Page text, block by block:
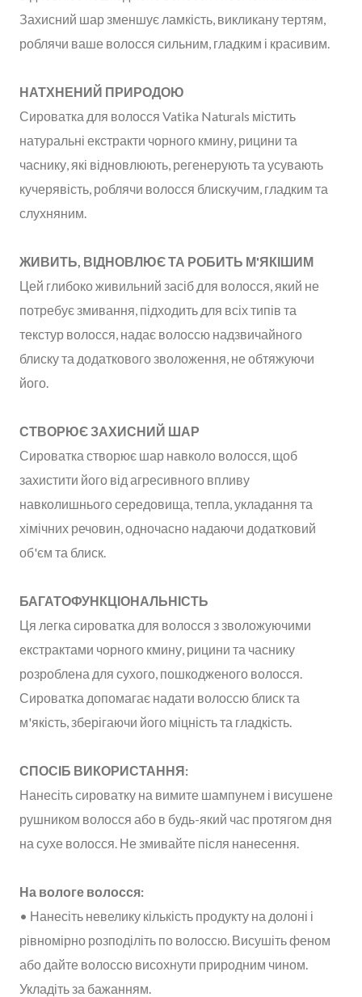
Захисний шар зменшує ламкість, викликану тертям,
роблячи ваше волосся сильним, гладким і красивим.
НАТХНЕНИЙ ПРИРОДОЮ
Сироватка для волосся Vatika Naturals містить
натуральні екстракти чорного кмину, рицини та
часнику, які відновлюють, регенерують та усувають
кучерявість, роблячи волосся блискучим, гладким та
слухняним.
ЖИВИТЬ, ВІДНОВЛЮЄ ТА РОБИТЬ М'ЯКІШИМ
Цей глибоко живильний засіб для волосся, який не
потребує змивання, підходить для всіх типів та
текстур волосся, надає волоссю надзвичайного
блиску та додаткового зволоження, не обтяжуючи
його.
СТВОРЮЄ ЗАХИСНИЙ ШАР
Сироватка створює шар навколо волосся, щоб
захистити його від агресивного впливу
навколишнього середовища, тепла, укладання та
хімічних речовин, одночасно надаючи додатковий
об'єм та блиск.
БАГАТОФУНКЦІОНАЛЬНІСТЬ
Ця легка сироватка для волосся з зволожуючими
екстрактами чорного кмину, рицини та часнику
розроблена для сухого, пошкодженого волосся.
Сироватка допомагає надати волоссю блиск та
м'якість, зберігаючи його міцність та гладкість.
СПОСІБ ВИКОРИСТАННЯ:
Нанесіть сироватку на вимите шампунем і висушене
рушником волосся або в будь-який час протягом дня
на сухе волосся. Не змивайте після нанесення.
На вологе волосся:
• Нанесіть невелику кількість продукту на долоні і
рівномірно розподіліть по волоссю. Висушіть феном
або дайте волоссю висохнути природним чином.
Укладіть за бажанням.